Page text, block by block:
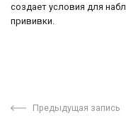
создает условия для
прививки.
Предыдущая запись